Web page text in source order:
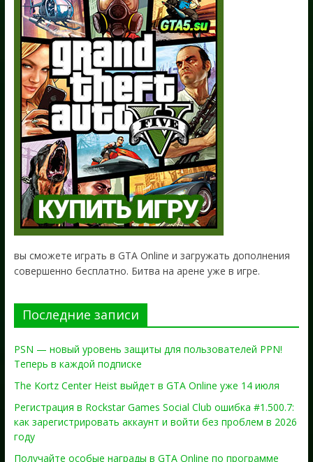
вы сможете играть в GTA Online и загружать дополнения
совершенно бесплатно. Битва на арене уже в игре.
Последние записи
PSN — новый уровень защиты для пользователей PPN!
Теперь в каждой подписке
The Kortz Center Heist выйдет в GTA Online уже 14 июля
Регистрация в Rockstar Games Social Club ошибка #1.500.7:
как зарегистрировать аккаунт и войти без проблем в 2026
году
Получайте особые награды в GTA Online по программе